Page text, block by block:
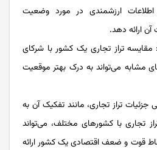
اطلاعات ارزشمندی در مورد وضعیت
ارائه دهد.
: مقایسه تراز تجاری یک کشور با شرکای
مشابه می‌تواند به درک بهتر موقعیت
جزئیات تراز تجاری، مانند تفکیک آن به
تجاری با کشورهای مختلف، می‌تواند
قوت و ضعف اقتصادی یک کشور ارائه